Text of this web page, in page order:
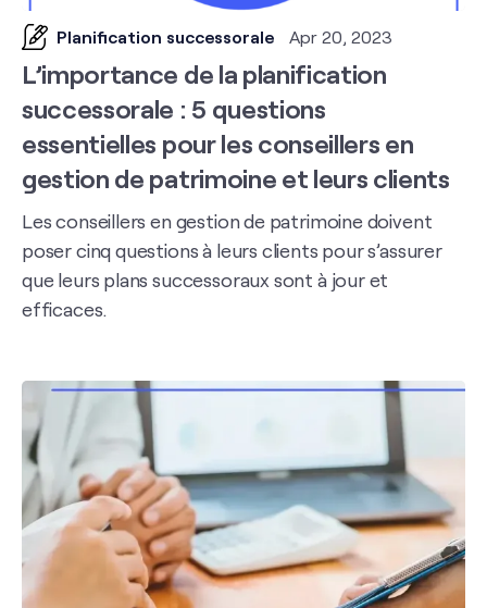
Planification successorale Apr 20, 2023
L’importance de la planification
successorale : 5 questions
essentielles pour les conseillers en
gestion de patrimoine et leurs clients
Les conseillers en gestion de patrimoine doivent
poser cinq questions à leurs clients pour s’assurer
que leurs plans successoraux sont à jour et
efficaces.